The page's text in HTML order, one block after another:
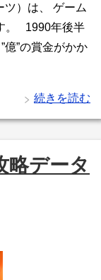
）は、 ゲーム
。 1990年後半
億”の賞金がかか
続きを読む
略データ